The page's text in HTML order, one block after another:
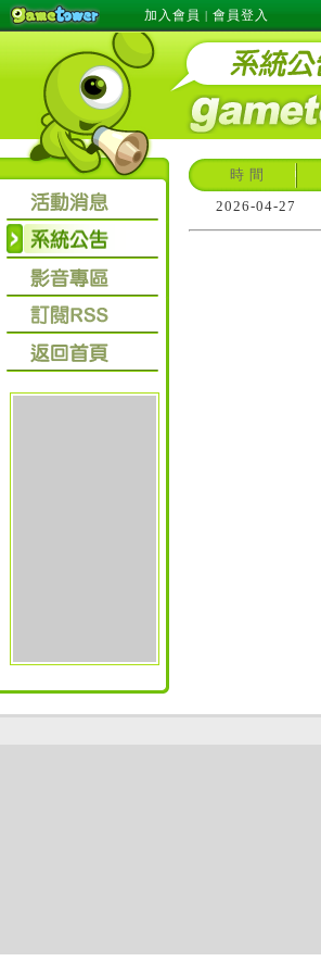
加入會員 | 會員登入
時 間
2026-04-27